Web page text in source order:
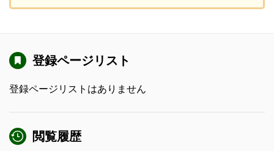
登録ページリスト
登録ページリストはありません
閲覧履歴